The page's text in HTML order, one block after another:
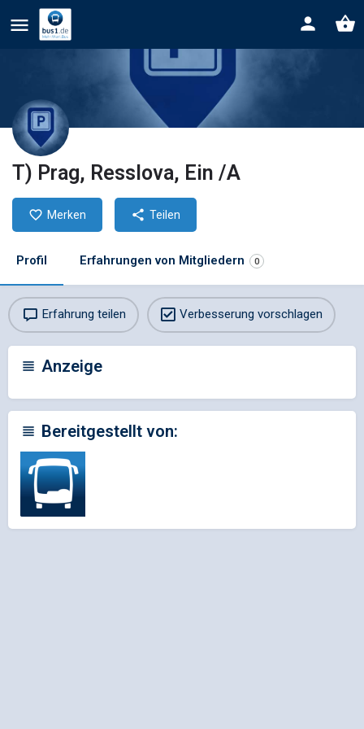
T) Prag, Resslova, Ein /A
Merken Teilen
Profil Erfahrungen von Mitgliedern 0
Erfahrung teilen Verbesserung vorschlagen
Anzeige
Bereitgestellt von: